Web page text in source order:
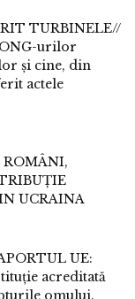
TURBINELE//
ONG-urilor
și cine, din
actele
ROMÂNI,
UCRAINA
UE:
acreditată
omului.